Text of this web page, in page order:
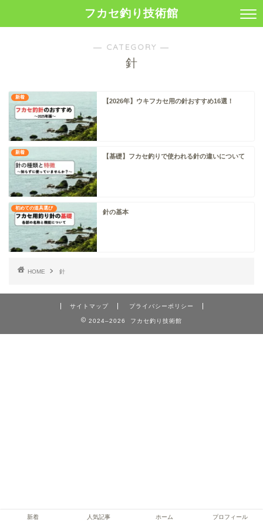
フカセ釣り技術館
― CATEGORY ―
針
新着
【2026年】ウキフカセ用の針おすすめ16選！
新着
【基礎】フカセ釣りで使われる針の違いについて
初めての道具選び
針の基本
HOME 針
サイトマップ プライバシーポリシー
2024–2026 フカセ釣り技術館
新着 人気記事 ホーム プロフィール